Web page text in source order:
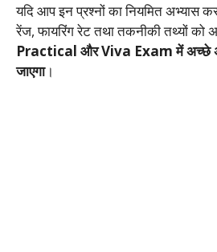
यदि आप इन प्रश्नों का नियमित अभ्यास
रेंज, फायरिंग रेट तथा तकनीकी तथ्यों को
Practical और Viva Exam में अच्छे
जाएगा।